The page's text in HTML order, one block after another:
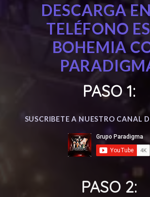
DESCARGA
TELÉFONO
BOHEMIA
PASO 1:
SUSCRIBETE A NUESTRO CANAL
PASO 2: